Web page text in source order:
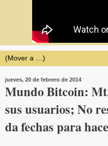
jueves, 20 de febrero de 2014
Mundo Bitcoin:
sus usuarios; No
da fechas para